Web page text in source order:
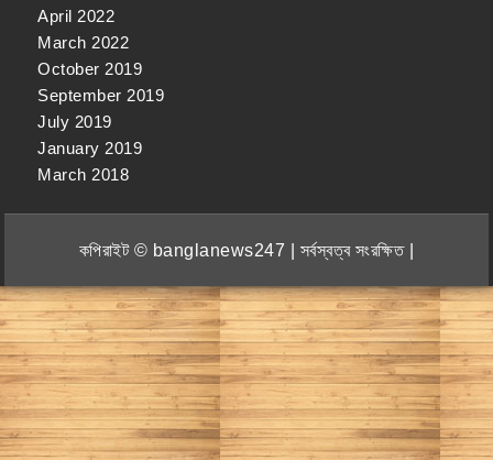
April 2022
March 2022
October 2019
September 2019
July 2019
January 2019
March 2018
কপিরাইট © banglanews247 | সর্বস্বত্ব সংরক্ষিত |